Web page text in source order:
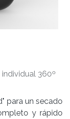
360º
para un secado
y rápido